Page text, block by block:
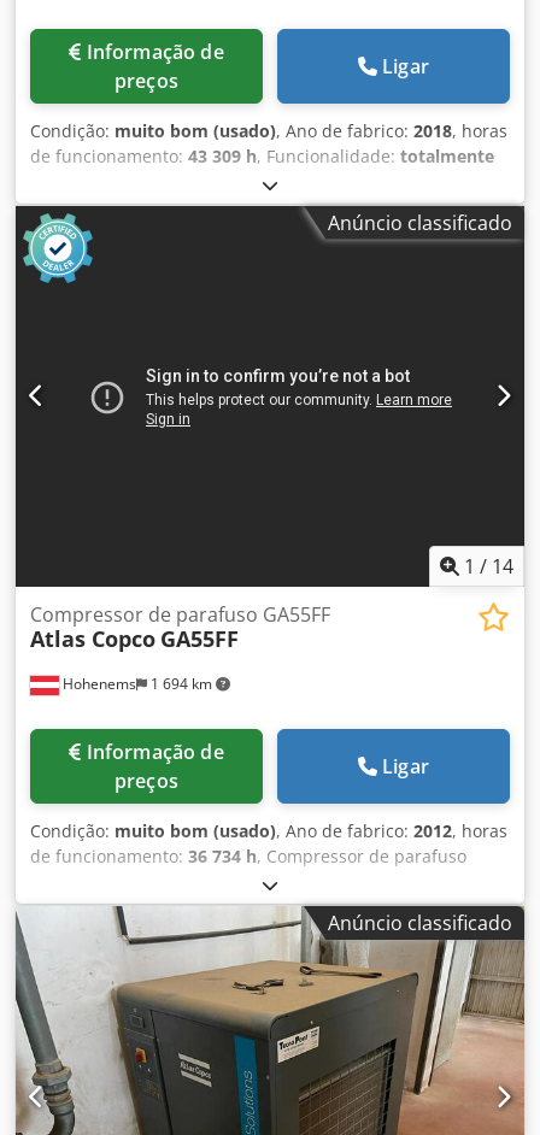
preços
Ligar
Condição: muito bom (usado), Ano de fabrico: 2018, horas
de funcionamento: 43 309 h, Funcionalidade: totalmente
, Compressor de parafusos Atlas Copco
GA75VSD+FF Inversor e secador integrados Cedpfxszp
Urwe An Torf 75 kW 12,75 bar 15,50 m3/min Ano de
fabricação: 2018 Horas de funcionamento: 43.309
Anúncio classificado
1 / 14
Hohenems 1 694 km
Compressor de parafuso GA55FF
Atlas Copco GA55FF
preços
Ligar
Condição: muito bom (usado), Ano de fabrico: 2012, horas
de funcionamento: 36 734 h, Compressor de parafuso
Atlas Copco GA55FF Secador integrado 55 kW
Crodpfszphrwox An Tsf 9,80 bar 8,87 m3/min Ano de
fabricação: 2012 Horas de funcionamento: 36.734
Anúncio classificado